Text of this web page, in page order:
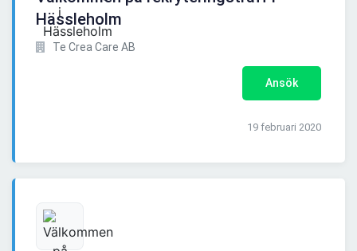
Hässleholm
Te Crea Care AB
Ansök
19 februari 2020